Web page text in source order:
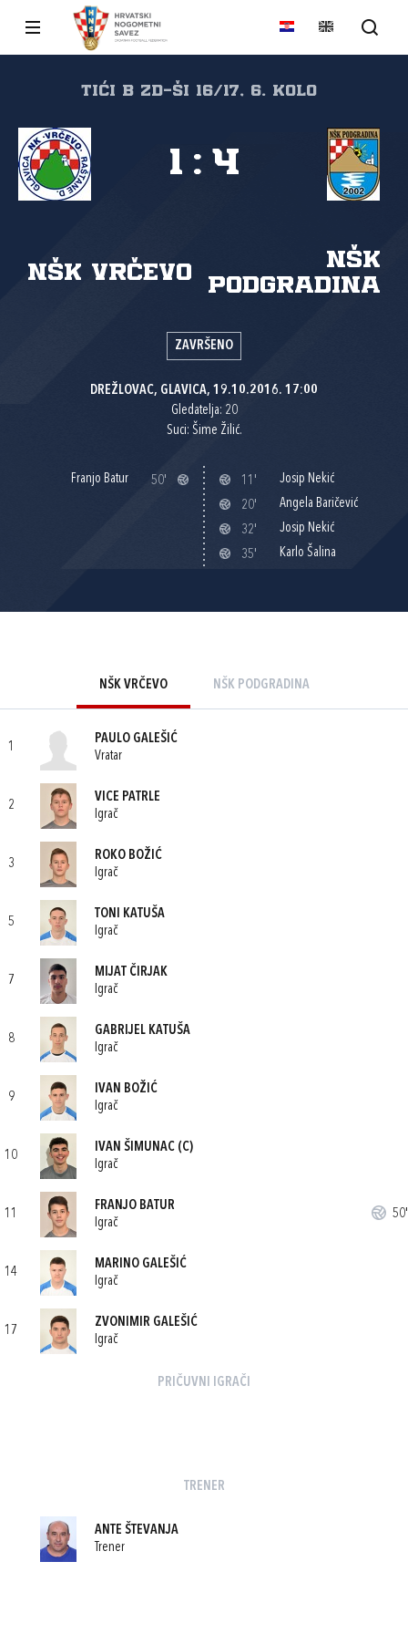
tići B ZD-ŠI 16/17, 6. kolo
NŠK Vrčevo
NŠK
Podgradina
1 : 4
ZAVRŠENO
DREŽLOVAC, GLAVICA, 19.10.2016. 17:00
Gledatelja: 20
Suci: Šime Žilić.
Franjo Batur 50' 11'
Josip Nekić
20'
Angela Baričević
32'
Josip Nekić
35'
Karlo Šalina
NŠK VRČEVO NŠK PODGRADINA
1
PAULO GALEŠIĆ
Vratar
2
VICE PATRLE
Igrač
3
ROKO BOŽIĆ
Igrač
5
TONI KATUŠA
Igrač
7
MIJAT ČIRJAK
Igrač
8
GABRIJEL KATUŠA
Igrač
9
IVAN BOŽIĆ
Igrač
10
IVAN ŠIMUNAC (C)
Igrač
11
FRANJO BATUR
Igrač
50'
14
MARINO GALEŠIĆ
Igrač
17
ZVONIMIR GALEŠIĆ
Igrač
PRIČUVNI IGRAČI
TRENER
ANTE ŠTEVANJA
Trener